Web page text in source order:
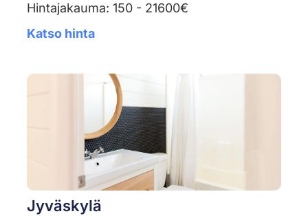
Hintajakauma: 150 - 21600€
Katso hinta
Jyväskylä